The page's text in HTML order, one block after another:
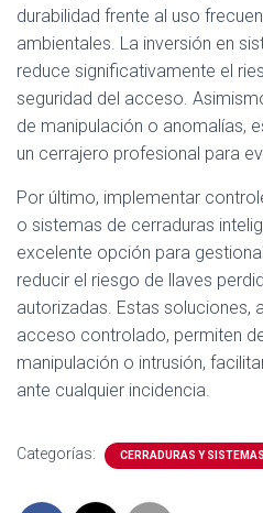
durabilidad frente al uso
ambientales. La inversión en
reduce significativamente el
seguridad del acceso.
de manipulación o anomalías,
un cerrajero profesional para
Por último, implementar
o sistemas de cerraduras
excelente opción para
reducir el riesgo de llaves
autorizadas. Estas soluciones,
acceso controlado, permiten
manipulación o intrusión,
ante cualquier incidencia.
Categorías: CERRADURAS Y SISTEMAS